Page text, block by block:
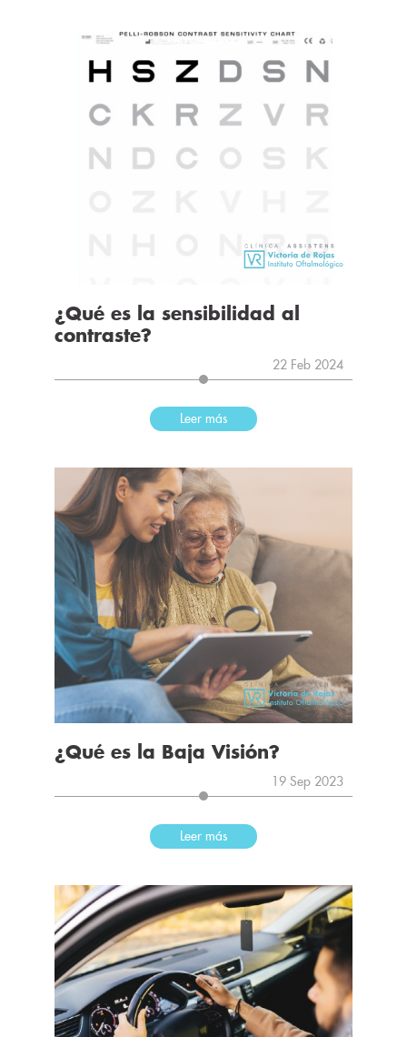
¿Qué es la sensibilidad al
contraste?
22 Feb 2024
Leer más
¿Qué es la Baja Visión?
19 Sep 2023
Leer más